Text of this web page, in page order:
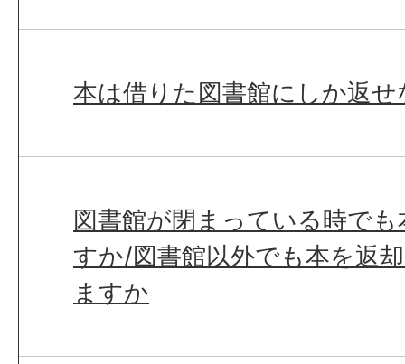
本は借りた図書館にしか返
図書館が閉まっている時で
すか/図書館以外でも本を返
ますか